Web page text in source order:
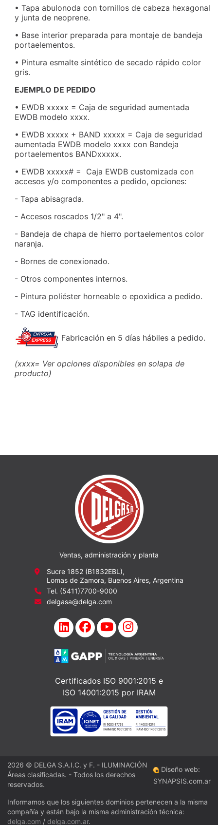
• Tapa abulonoda con tornillos de cabeza hexagonal
y junta de neoprene.
• Base interior preparada para montaje de bandeja
portaelementos.
• Pintura esmalte sintético de secado rápido color
gris.
EJEMPLO DE PEDIDO
• EWDB xxxxx = Caja de seguridad aumentada
EWDB modelo xxxx.
• EWDB xxxxx + BAND xxxxx = Caja de seguridad
aumentada EWDB modelo xxxx con Bandeja
portaelementos BANDxxxxx.
• EWDB xxxxx# = Caja EWDB customizada con
accesos y/o componentes a pedido, opciones:
- Tapa abisagrada.
- Accesos roscados 1/2" a 4".
- Bandeja de chapa de hierro portaelementos color
naranja.
- Bornes de conexionado.
- Otros componentes internos.
- Pintura poliéster horneable o epoxìdica a pedido.
- TAG identificación.
Fabricación en 5 días hábiles a pedido.
(xxxx= Ver opciones disponibles en solapa de
producto)
Ventas, administración y planta
Sucre 1852 (B1832EBL),
Lomas de Zamora, Buenos Aires, Argentina
Tel. (5411)7700-9000
delgasa@delga.com
Certificados ISO 9001:2015 e
ISO 14001:2015 por IRAM
2026 © DELGA S.A.I.C. y F. - ILUMINACIÓN
Áreas clasificadas. - Todos los derechos
reservados.
Diseño web:
SYNAPSIS.com.ar
Informamos que los siguientes dominios pertenecen a la misma
compañía y están bajo la misma administración técnica:
delga.com / delga.com.ar.